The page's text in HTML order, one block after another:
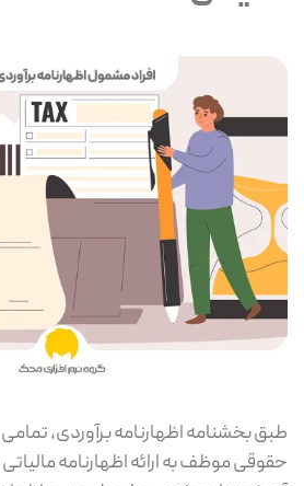
طبق بخشنامه اظهارنامه برآوردی،
حقوقی موظف به ارائه اظهارنامه